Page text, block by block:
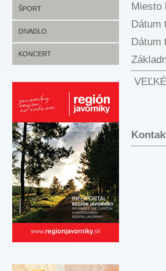
ŠPORT
DIVADLO
KONCERT
Miesto
Dátum
Dátum